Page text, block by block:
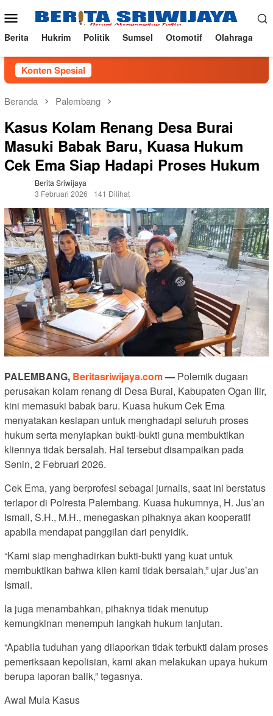
ke
konten
Menu
Mobile
Berita Hukrim Politik Sumsel Otomotif Olahraga
Konten Spesial
Beranda Palembang
Kasus Kolam Renang Desa Burai
Masuki Babak Baru, Kuasa Hukum
Cek Ema Siap Hadapi Proses Hukum
Berita Sriwijaya
3 Februari 2026
141 Dilihat
PALEMBANG, Beritasriwijaya.com— Polemik dugaan
perusakan kolam renang di Desa Burai, Kabupaten Ogan Ilir,
kini memasuki babak baru. Kuasa hukum Cek Ema
menyatakan kesiapan untuk menghadapi seluruh proses
hukum serta menyiapkan bukti-bukti guna membuktikan
kliennya tidak bersalah. Hal tersebut disampaikan pada
Senin, 2 Februari 2026.
Cek Ema, yang berprofesi sebagai jurnalis, saat ini berstatus
terlapor di Polresta Palembang. Kuasa hukumnya, H. Jus’an
Ismail, S.H., M.H., menegaskan pihaknya akan kooperatif
apabila mendapat panggilan dari penyidik.
“Kami siap menghadirkan bukti-bukti yang kuat untuk
membuktikan bahwa klien kami tidak bersalah,” ujar Jus’an
Ismail.
Ia juga menambahkan, pihaknya tidak menutup
kemungkinan menempuh langkah hukum lanjutan.
“Apabila tuduhan yang dilaporkan tidak terbukti dalam proses
pemeriksaan kepolisian, kami akan melakukan upaya hukum
berupa laporan balik,” tegasnya.
Awal Mula Kasus